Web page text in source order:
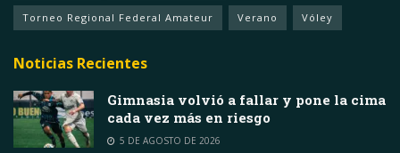
Torneo Regional Federal Amateur Verano Vóley
Noticias Recientes
Gimnasia volvió a fallar y pone la cima
cada vez más en riesgo
5 DE AGOSTO DE 2026